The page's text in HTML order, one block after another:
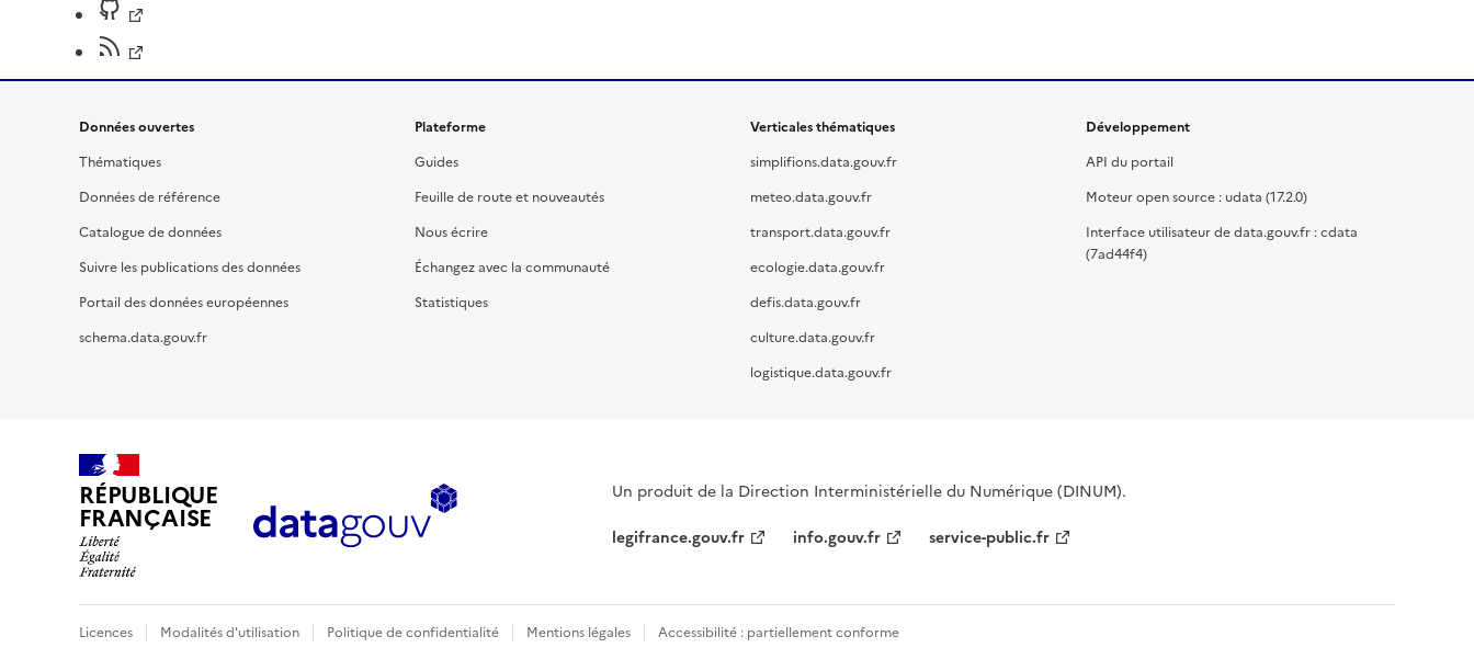
Données ouvertes
Thématiques
Données de référence
Catalogue de données
Suivre les publications des données
Portail des données européennes
schema.data.gouv.fr
Plateforme
Guides
Feuille de route et nouveautés
Nous écrire
Échangez avec la communauté
Statistiques
Verticales thématiques
simplifions.data.gouv.fr
meteo.data.gouv.fr
transport.data.gouv.fr
ecologie.data.gouv.fr
defis.data.gouv.fr
culture.data.gouv.fr
logistique.data.gouv.fr
Développement
API du portail
Moteur open source : udata (17.2.0)
Interface utilisateur de data.gouv.fr : cdata
(7ad44f4)
RÉPUBLIQUE
FRANÇAISE
Un produit de la Direction Interministérielle du Numérique (DINUM).
legifrance.gouv.fr
info.gouv.fr service-public.fr
Licences Modalités d'utilisation Politique de confidentialité Mentions légales Accessibilité : partiellement conforme